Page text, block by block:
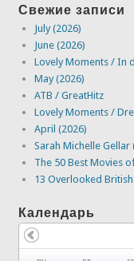
Свежие записи
July (2026)
June (2026)
Lovely Moments / In
May (2026)
ATB / GreatHitz
Lovely Moments /
April (2026)
Sarah Michelle Gellar
The 50 Best Movies
13 Overlooked
Календарь